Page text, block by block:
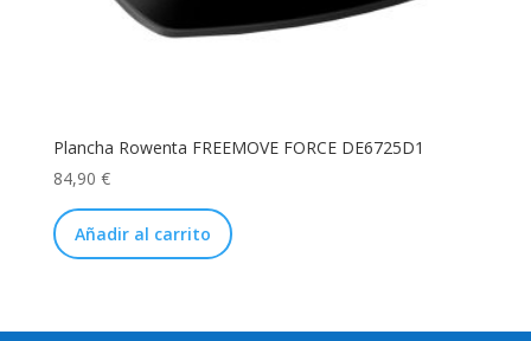
Plancha Rowenta FREEMOVE FORCE DE6725D1
84,90 €
Añadir al carrito